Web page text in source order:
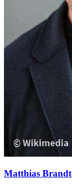
Matthias Brandt